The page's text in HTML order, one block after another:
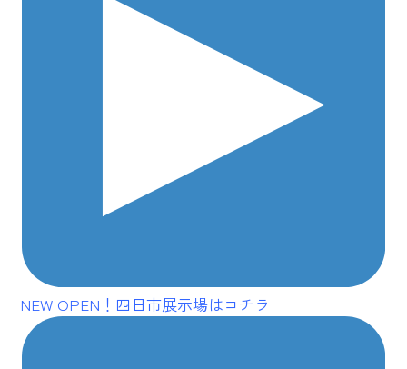
NEW OPEN ！四日市展示場はコチラ